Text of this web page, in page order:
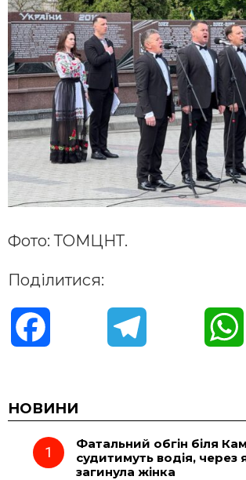
Фото: ТОМЦНТ.
Поділитися:
c
e e
НОВИНИ
Фатальний обгін біля
судитимуть водія, через
загинула жінка